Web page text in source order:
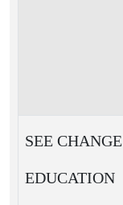
SEE CHANGE
EDUCATION